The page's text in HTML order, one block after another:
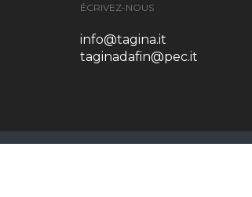
ÉCRIVEZ-NOUS
info@tagina.it
taginadafin@pec.it